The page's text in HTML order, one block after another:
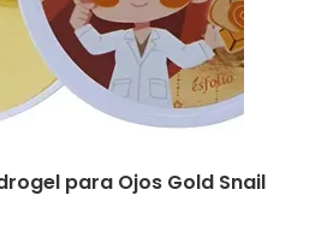
para Ojos Gold Snail